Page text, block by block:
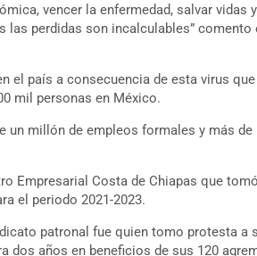
vencer la enfermedad, salvar vidas
las perdidas son incalculables” comento
el país a consecuencia de esta virus
mil personas en México.
un millón de empleos formales y más
Empresarial Costa de Chiapas que
el periodo 2021-2023.
patronal fue quien tomo protesta a
dos años en beneficios de sus 120